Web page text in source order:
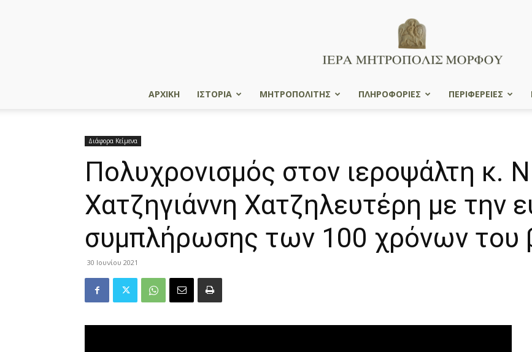
ΑΡΧΙΚΗ ΙΣΤΟΡΙΑ ΜΗΤΡΟΠΟΛΙΤΗΣ ΠΛΗΡΟΦΟΡΙΕΣ ΠΕΡΙΦΕΡΕΙΕΣ
Διάφορα Κείμενα
Πολυχρονισμός στον ιεροψάλτη κ.
Χατζηγιάννη Χατζηλευτέρη με την
συμπλήρωσης των 100 χρόνων του
30 Ιουνίου 2021